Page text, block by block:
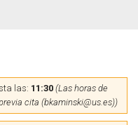
las: 11:30 (Las horas de
cita (bkaminski@us.es))